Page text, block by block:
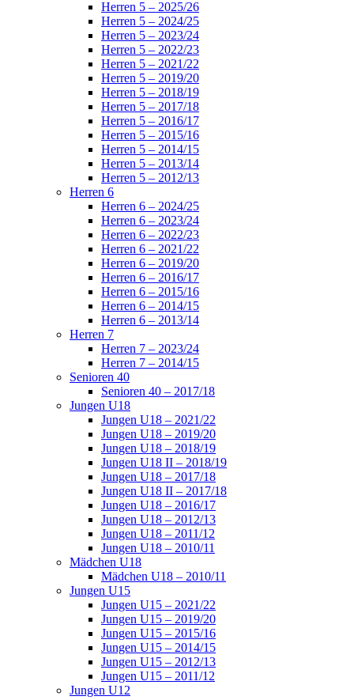
Herren 5 – 2025/26
Herren 5 – 2024/25
Herren 5 – 2023/24
Herren 5 – 2022/23
Herren 5 – 2021/22
Herren 5 – 2019/20
Herren 5 – 2018/19
Herren 5 – 2017/18
Herren 5 – 2016/17
Herren 5 – 2015/16
Herren 5 – 2014/15
Herren 5 – 2013/14
Herren 5 – 2012/13
Herren 6
Herren 6 – 2024/25
Herren 6 – 2023/24
Herren 6 – 2022/23
Herren 6 – 2021/22
Herren 6 – 2019/20
Herren 6 – 2016/17
Herren 6 – 2015/16
Herren 6 – 2014/15
Herren 6 – 2013/14
Herren 7
Herren 7 – 2023/24
Herren 7 – 2014/15
Senioren 40
Senioren 40 – 2017/18
Jungen U18
Jungen U18 – 2021/22
Jungen U18 – 2019/20
Jungen U18 – 2018/19
Jungen U18 II – 2018/19
Jungen U18 – 2017/18
Jungen U18 II – 2017/18
Jungen U18 – 2016/17
Jungen U18 – 2012/13
Jungen U18 – 2011/12
Jungen U18 – 2010/11
Mädchen U18
Mädchen U18 – 2010/11
Jungen U15
Jungen U15 – 2021/22
Jungen U15 – 2019/20
Jungen U15 – 2015/16
Jungen U15 – 2014/15
Jungen U15 – 2012/13
Jungen U15 – 2011/12
Jungen U12